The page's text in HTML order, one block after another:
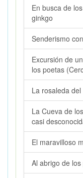
En busca de
ginkgo
Senderismo
Excursión de
los poetas
La rosaleda
La Cueva de
casi
El maravilloso
Al abrigo de